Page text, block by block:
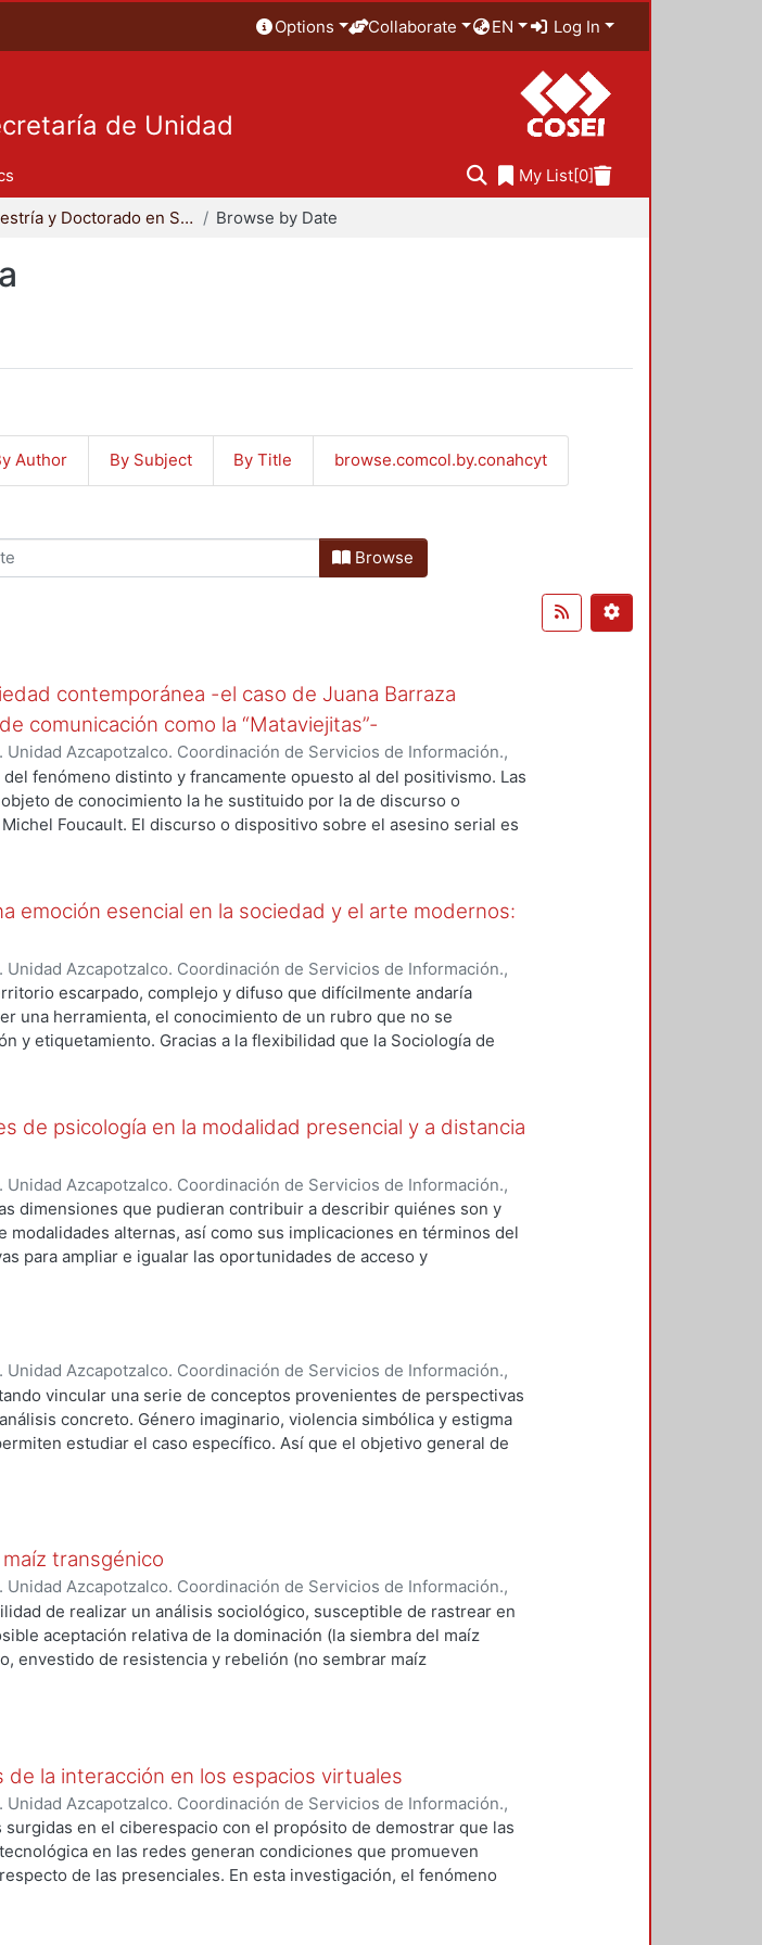
Options Collaborate EN Log In
de Unidad
My List[0]
Maestría y Doctorado en Sociología Browse by Date
Author By Subject By Title browse.comcol.by.conahcyt
Browse
contemporánea -el caso de Juana Barraza
comunicación como la “Mataviejitas”-
Azcapotzalco. Coordinación de Servicios de Información.,
fenómeno distinto y francamente opuesto al del positivismo. Las
de conocimiento la he sustituido por la de discurso o
Foucault. El discurso o dispositivo sobre el asesino serial es
prácticas políticas, prácticas económicas y prácticas jurídicas),
asesinos seriales, periodistas, ciudadanos no-
de control y disciplinamiento, etc. Las descripciones
el discurso o dispositivo son materia de análisis de la presente
emoción esencial en la sociedad y el arte modernos:
Azcapotzalco. Coordinación de Servicios de Información.,
escarpado, complejo y difuso que difícilmente andaría
una herramienta, el conocimiento de un rubro que no se
y etiquetamiento. Gracias a la flexibilidad que la Sociología de
sino además a una gama emocional de complejo
el arte como variable social observable, construir un puente
las asociaciones entre el entorno y tono melancólicos en que se
para comparar la forma en que actúa el mecanismo reflexivo de
y la identidad del mexicano en el contexto de los años 50. Y, ya
análisis del estado emocional en que se encuentra la
de psicología en la modalidad presencial y a distancia
Azcapotzalco. Coordinación de Servicios de Información.,
dimensiones que pudieran contribuir a describir quiénes son y
alternas, así como sus implicaciones en términos del
para ampliar e igualar las oportunidades de acceso y
Superiores-Iztacala. Para alcanzar dicho objetivo no solo es
de la sociedad mexicana como contexto de la incorporación de
los procesos productivos, educativos y culturales, entre otros.
que dan contexto a este tema de investigación.
Azcapotzalco. Coordinación de Servicios de Información.,
vincular una serie de conceptos provenientes de perspectivas
concreto. Género imaginario, violencia simbólica y estigma
estudiar el caso específico. Así que el objetivo general de
y los nexos analíticos entre categorías que permiten ver el
el lesbianismo en reclusión.
transgénico
Azcapotzalco. Coordinación de Servicios de Información.,
de realizar un análisis sociológico, susceptible de rastrear en
aceptación relativa de la dominación (la siembra del maíz
envestido de resistencia y rebelión (no sembrar maíz
la interacción en los espacios virtuales
Azcapotzalco. Coordinación de Servicios de Información.,
en el ciberespacio con el propósito de demostrar que las
en las redes generan condiciones que promueven
de las presenciales. En esta investigación, el fenómeno